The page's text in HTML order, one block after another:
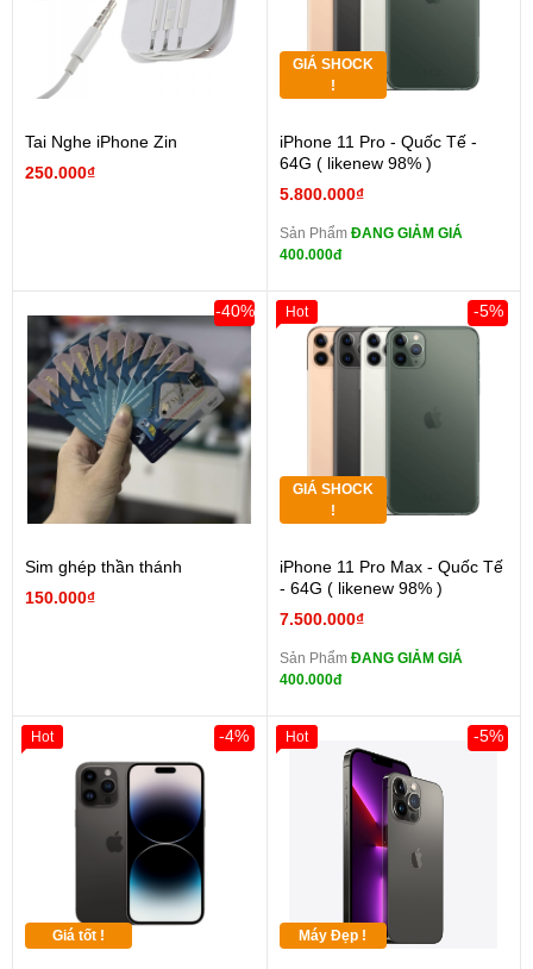
Tai Nghe iPhone Zin
250.000₫
GIÁ SHOCK
!
iPhone 11 Pro - Quốc Tế -
64G ( likenew 98% )
5.800.000₫
Sản Phẩm ĐANG GIẢM GIÁ
400.000đ
Sim ghép thần thánh
150.000₫
-40%
GIÁ SHOCK
!
iPhone 11 Pro Max - Quốc Tế
- 64G ( likenew 98% )
7.500.000₫
-5%
Sản Phẩm ĐANG GIẢM GIÁ
400.000đ
Hot
Giá tốt !
-4%
Hot
Máy Đẹp !
-5%
Hot